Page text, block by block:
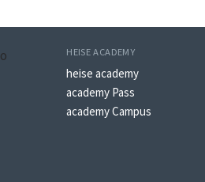
HEISE ACADEMY
heise academy
academy Pass
academy Campus